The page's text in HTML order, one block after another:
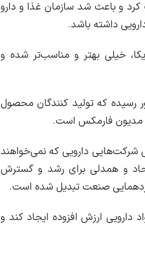
کرد و باعث شد سازمان غذا و دارو
داشته باشد.
خیلی بهتر و مناسب‌تر شده و
رسیده که تولید کنندگان محصول
مدیون فارمکس است.
شرکت‌هایی دارویی که نمی‌خواهند
و همدلی برای رشد و گسترش
صنعت تبدیل شده است.
دارویی ارزش افزوده ایجاد کند و